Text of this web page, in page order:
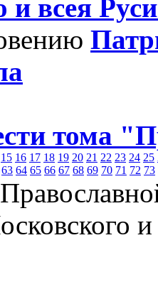
и всея
тома
15 16 17 18 19 20 21 22 23 24 25
63 64 65 66 67 68 69 70 71 72 73